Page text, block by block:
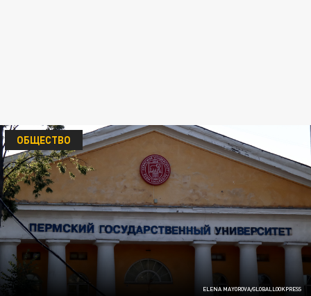
ELENA MAYOROVA/GLOBALLOOKPRESS
ОБЩЕСТВО